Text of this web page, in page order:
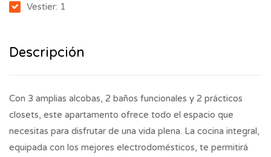
Vestier: 1
Descripción
Con 3 amplias alcobas, 2 baños funcionales y 2 prácticos
closets, este apartamento ofrece todo el espacio que
necesitas para disfrutar de una vida plena. La cocina integral,
equipada con los mejores electrodomésticos, te permitirá